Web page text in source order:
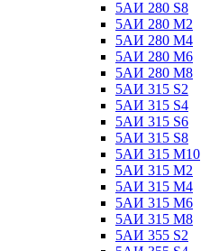
5АИ 280 S8
5АИ 280 М2
5АИ 280 М4
5АИ 280 М6
5АИ 280 М8
5АИ 315 S2
5АИ 315 S4
5АИ 315 S6
5АИ 315 S8
5АИ 315 М10
5АИ 315 М2
5АИ 315 М4
5АИ 315 М6
5АИ 315 М8
5АИ 355 S2